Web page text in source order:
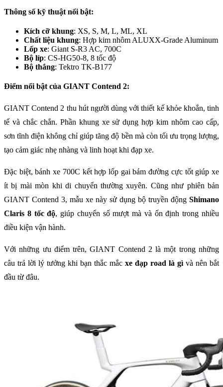
Thông số kỹ thuật nổi bật:
Kích cỡ khung: XS, S, M, L, ML, XL
Chất liệu khung: Hợp kim nhôm ALUXX-Grade Aluminum
Lốp xe: Giant S-R3 AC, 700C
Bộ líp: CS-HG50-8, 8 tốc độ
Bộ thắng: Tektro TK-B177
Điểm nổi bật của GIANT Contend 2:
GIANT Contend 2 thu hút người dùng với thiết kế khỏe khoắn, tinh
tế và chắc chắn. Phần khung xe sử dụng hợp kim nhôm cao cấp,
sơn tĩnh điện không chỉ giúp tăng độ bền mà còn tối ưu trọng lượng,
tạo cảm giác nhẹ nhàng và linh hoạt khi đạp xe.
Đặc biệt, bánh xe 700C kết hợp lốp gai bám đường cực tốt giúp xe
ít bị mài mòn khi di chuyển thường xuyên. Cũng như phiên bản
GIANT Contend 3, mẫu xe này sử dụng bộ truyền động Shimano
Claris 8 tốc độ, giúp chuyển số mượt mà và ổn định trong nhiều
điều kiện vận hành.
Với những ưu điểm trên, GIANT Contend 2 là một trong những
câu trả lời lý tưởng khi bạn thắc mắc xe đạp road là gì và nên bắt
đầu từ đâu.